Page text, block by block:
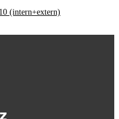
(intern+extern)